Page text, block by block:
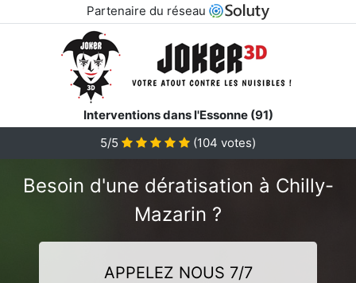
Partenaire du réseau
Interventions dans l'Essonne (91)
5/5 (104 votes)
Besoin d'une dératisation à Chilly-
Mazarin ?
APPELEZ NOUS 7/7